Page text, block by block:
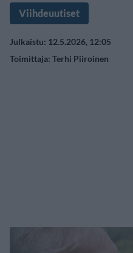
Viihdeuutiset
Julkaistu: 12.5.2026, 12:05
Toimittaja: Terhi Piiroinen